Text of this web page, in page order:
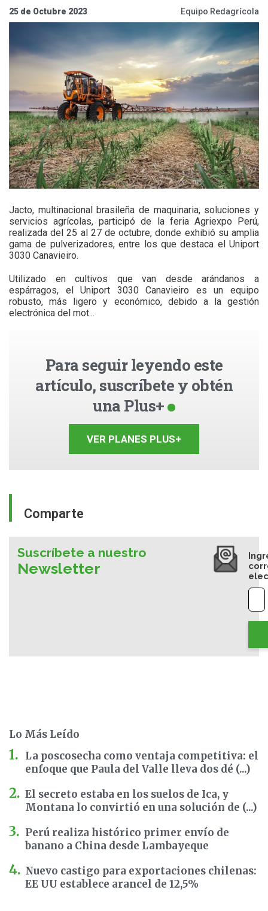
Comparte
25 de Octubre 2023 Equipo Redagrícola
Jacto, multinacional brasileña de maquinaria, soluciones y
servicios agrícolas, participó de la feria Agriexpo Perú,
realizada del 25 al 27 de octubre, donde exhibió su amplia
gama de pulverizadores, entre los que destaca el Uniport
3030 Canavieiro.
Utilizado en cultivos que van desde arándanos a
espárragos, el Uniport 3030 Canavieiro es un equipo
robusto, más ligero y económico, debido a la gestión
electrónica del mot...
Para seguir leyendo este
artículo, suscríbete y obtén
una Plus+
VER PLANES PLUS+
Suscríbete a nuestro
Newsletter
Lo Más Leído
La poscosecha como ventaja competitiva: el
enfoque que Paula del Valle lleva dos dé (...)
El secreto estaba en los suelos de Ica, y
Montana lo convirtió en una solución de (...)
Perú realiza histórico primer envío de
banano a China desde Lambayeque
Nuevo castigo para exportaciones chilenas:
EE UU establece arancel de 12,5%